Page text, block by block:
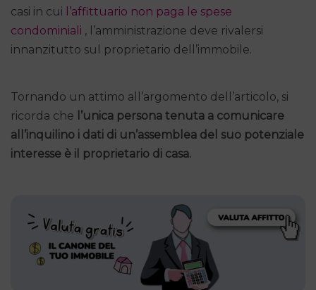
casi in cui l’affittuario non paga le spese
condominiali , l’amministrazione deve rivalersi
innanzitutto sul proprietario dell’immobile.
Tornando un attimo all’argomento dell’articolo, si
ricorda che l’unica persona tenuta a comunicare
all’inquilino i dati di un’assemblea del suo potenziale
interesse è il proprietario di casa.